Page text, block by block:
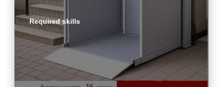
Required skills